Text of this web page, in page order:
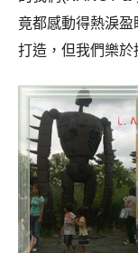
竟都感動得熱淚
打造，但我們樂於